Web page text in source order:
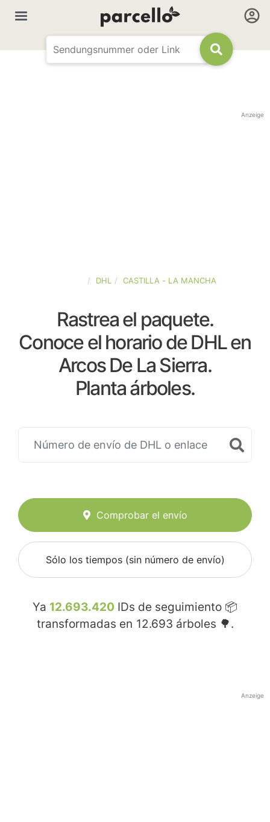
Anzeige
DHL CASTILLA - LA MANCHA
Rastrea el paquete.
Conoce el horario de DHL en
Arcos De La Sierra.
Planta árboles.
Comprobar el envío
Sólo los tiempos (sin número de envío)
Ya 12.693.420 IDs de seguimiento 📦
transformadas en 12.693 árboles 🌳.
Anzeige